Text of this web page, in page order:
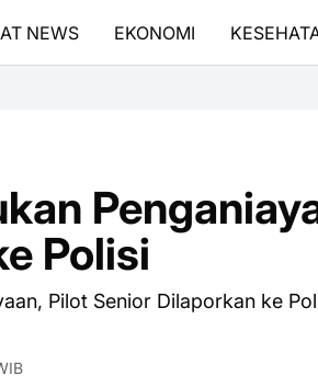
NEWS EKONOMI
Polisi
Pilot Senior Dilaporkan ke